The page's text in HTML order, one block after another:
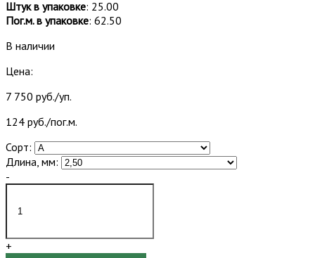
Штук в упаковке: 25.00
Пог.м. в упаковке: 62.50
В наличии
Цена:
7 750 руб./уп.
124 руб./пог.м.
Сорт:
Длина, мм:
-
+